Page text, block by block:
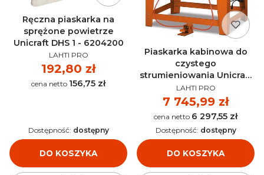
Ręczna piaskarka na
sprężone powietrze
Unicraft DHS 1 - 6204200
PRODUCENT
LAHTI PRO
Cena
192,80 zł
Cena 156,75 zł
DO KOSZYKA
Dostępność: dostępny
Piaskarka kabinowa do
czystego
strumieniowania Unicraft
SSK 4 - 6204004
PRODUCENT
LAHTI PRO
Cena
7 745,99 zł
Cena 6 297,55 zł
DO KOSZYKA
Dostępność: dostępny